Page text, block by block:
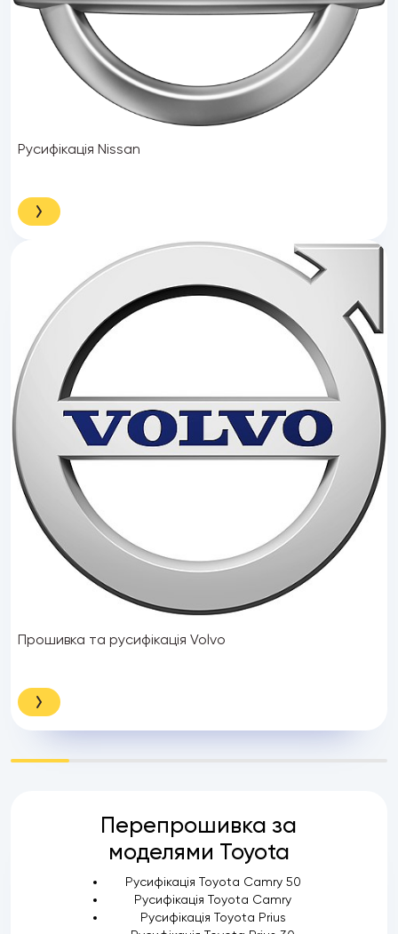
Русифікація Nissan
Прошивка та русифікація Volvo
Перепрошивка за
моделями Toyota
Русифікація Toyota Camry 50
Русифікація Toyota Camry
Русифікація Toyota Prius